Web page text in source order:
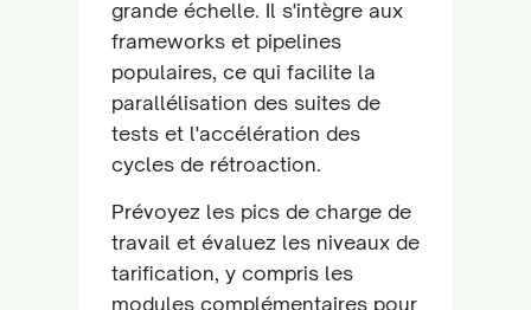
grande échelle. Il s'intègre aux
frameworks et pipelines
populaires, ce qui facilite la
parallélisation des suites de
tests et l'accélération des
cycles de rétroaction.
Prévoyez les pics de charge de
travail et évaluez les niveaux de
tarification, y compris les
modules complémentaires pour